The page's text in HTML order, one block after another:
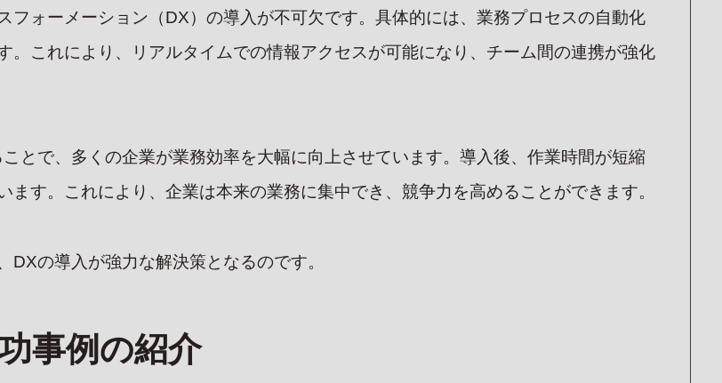
PROJECT
実績集
SUSTAINABILITY
CONTACT
資料請求/お問い合わせ
TOPICS
お知らせ
BLOG
フォーメーション（DX）の導入が不可欠です。具体的には、業務プロセスの自動化
これにより、リアルタイムでの情報アクセスが可能になり、チーム間の連携が強化
とで、多くの企業が業務効率を大幅に向上させています。導入後、作業時間が短縮
す。これにより、企業は本来の業務に集中でき、競争力を高めることができます。
の導入が強力な解決策となるのです。
事例の紹介